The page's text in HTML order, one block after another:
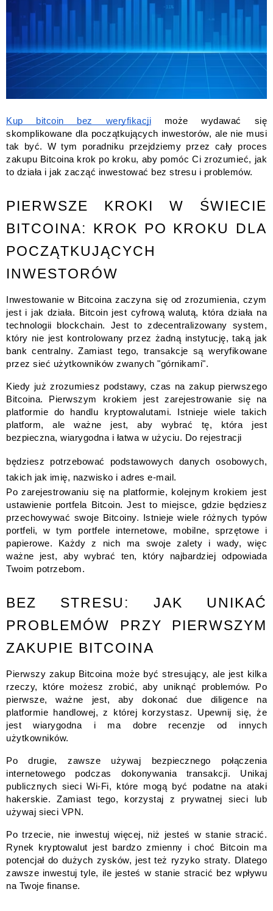
Kup bitcoin bez weryfikacji może wydawać się
skomplikowane dla początkujących inwestorów, ale nie musi
tak być. W tym poradniku przejdziemy przez cały proces
zakupu Bitcoina krok po kroku, aby pomóc Ci zrozumieć, jak
to działa i jak zacząć inwestować bez stresu i problemów.
PIERWSZE KROKI W ŚWIECIE
BITCOINA: KROK PO KROKU DLA
POCZĄTKUJĄCYCH
INWESTORÓW
Inwestowanie w Bitcoina zaczyna się od zrozumienia, czym
jest i jak działa. Bitcoin jest cyfrową walutą, która działa na
technologii blockchain. Jest to zdecentralizowany system,
który nie jest kontrolowany przez żadną instytucję, taką jak
bank centralny. Zamiast tego, transakcje są weryfikowane
przez sieć użytkowników zwanych "górnikami".
Kiedy już zrozumiesz podstawy, czas na zakup pierwszego
Bitcoina. Pierwszym krokiem jest zarejestrowanie się na
platformie do handlu kryptowalutami. Istnieje wiele takich
platform, ale ważne jest, aby wybrać tę, która jest
bezpieczna, wiarygodna i łatwa w użyciu. Do rejestracji
będziesz potrzebować podstawowych danych osobowych,
takich jak imię, nazwisko i adres e-mail.
Po zarejestrowaniu się na platformie, kolejnym krokiem jest
ustawienie portfela Bitcoin. Jest to miejsce, gdzie będziesz
przechowywać swoje Bitcoiny. Istnieje wiele różnych typów
portfeli, w tym portfele internetowe, mobilne, sprzętowe i
papierowe. Każdy z nich ma swoje zalety i wady, więc
ważne jest, aby wybrać ten, który najbardziej odpowiada
Twoim potrzebom.
BEZ STRESU: JAK UNIKAĆ
PROBLEMÓW PRZY PIERWSZYM
ZAKUPIE BITCOINA
Pierwszy zakup Bitcoina może być stresujący, ale jest kilka
rzeczy, które możesz zrobić, aby uniknąć problemów. Po
pierwsze, ważne jest, aby dokonać due diligence na
platformie handlowej, z której korzystasz. Upewnij się, że
jest wiarygodna i ma dobre recenzje od innych
użytkowników.
Po drugie, zawsze używaj bezpiecznego połączenia
internetowego podczas dokonywania transakcji. Unikaj
publicznych sieci Wi-Fi, które mogą być podatne na ataki
hakerskie. Zamiast tego, korzystaj z prywatnej sieci lub
używaj sieci VPN.
Po trzecie, nie inwestuj więcej, niż jesteś w stanie stracić.
Rynek kryptowalut jest bardzo zmienny i choć Bitcoin ma
potencjał do dużych zysków, jest też ryzyko straty. Dlatego
zawsze inwestuj tyle, ile jesteś w stanie stracić bez wpływu
na Twoje finanse.